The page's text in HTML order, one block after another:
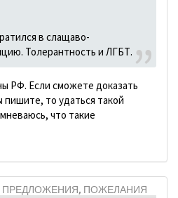
в слащаво-
Толерантность и ЛГБТ.
РФ. Если сможете доказать
то удаться такой
что такие
ПРЕДЛОЖЕНИЯ, ПОЖЕЛАНИЯ